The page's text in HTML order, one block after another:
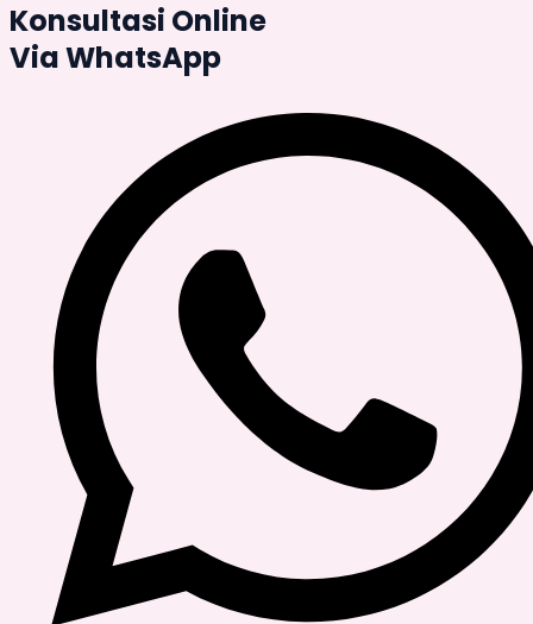
Konsultasi Online
Via WhatsApp